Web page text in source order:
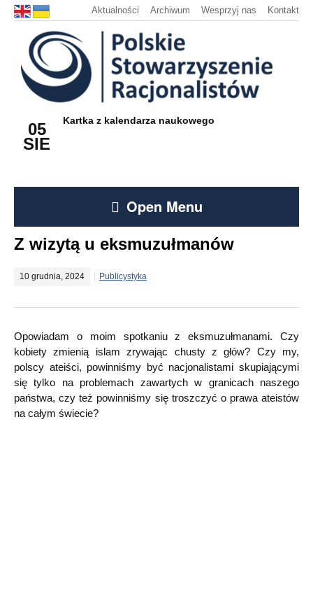
Aktualności Archiwum Wesprzyj nas Kontakt
05
SIE
Kartka z kalendarza naukowego
Open Menu
Z wizytą u eksmuzułmanów
10 grudnia, 2024 Publicystyka
Opowiadam o moim spotkaniu z eksmuzułmanami. Czy
kobiety zmienią islam zrywając chusty z głów? Czy my,
polscy ateiści, powinniśmy być nacjonalistami skupiającymi
się tylko na problemach zawartych w granicach naszego
państwa, czy też powinniśmy się troszczyć o prawa ateistów
na całym świecie?